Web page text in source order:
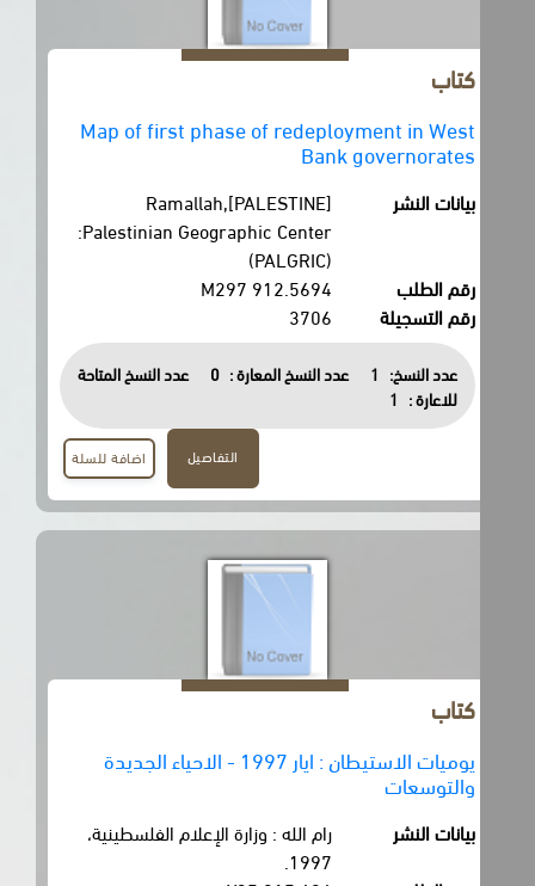
Map of first phase of redeployment in West
Bank governorates
بيانات النشر
Ramallah,[PALESTINE]
:Palestinian Geographic Center
(PALGRIC)
رقم الطلب
912.5694 M297
رقم التسجيلة
3706
عدد النسخ: 1 عدد النسخ المعارة : 0
عدد النسخ المتاحة
للاعارة :
1
اضافة للسلة
يوميات الاستيطان : ايار 1997 - الاحياء الجديدة
والتوسعات
بيانات النشر
رام الله : وزارة الإعلام الفلسطينية،